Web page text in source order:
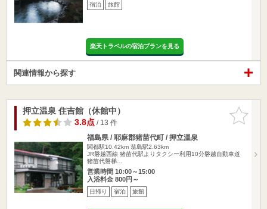
宿泊 旅館
楽天トラベルの宿泊プランを見る
関連情報から探す
お気に入
りに追加
押立温泉 住吉館（休館中）
3.8点/ 13 件
福島県 / 耶麻郡猪苗代町 / 押立温泉
関都駅10.42km 翁島駅2.63km
JR磐越西線 猪苗代駅よりタクシー利用10分磐越自動車道
猪苗代磐梯…
営業時間 10:00～15:00
入浴料金 800円～
日帰り 宿泊 旅館